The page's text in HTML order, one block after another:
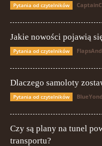
Pytania od czytelników
Jakie nowości pojawią
Pytania od czytelników
Dlaczego samoloty
Pytania od czytelników
Czy są plany na tunel
transportu?